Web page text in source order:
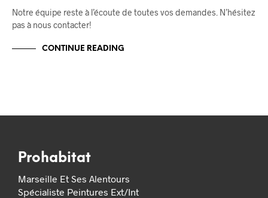
Notre équipe reste à l’écoute de toutes vos demandes. N’hésitez
pas à nous contacter!
CONTINUE READING
Prohabitat
Marseille Et Ses Alentours
Spécialiste Peintures Ext/Int